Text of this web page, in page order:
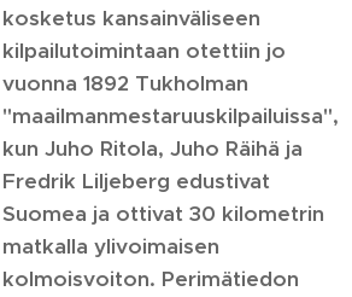
kosketus kansainväliseen
kilpailutoimintaan otettiin jo
vuonna 1892 Tukholman
"maailmanmestaruuskilpailuissa",
kun Juho Ritola, Juho Räihä ja
Fredrik Liljeberg edustivat
Suomea ja ottivat 30 kilometrin
matkalla ylivoimaisen
kolmoisvoiton. Perimätiedon